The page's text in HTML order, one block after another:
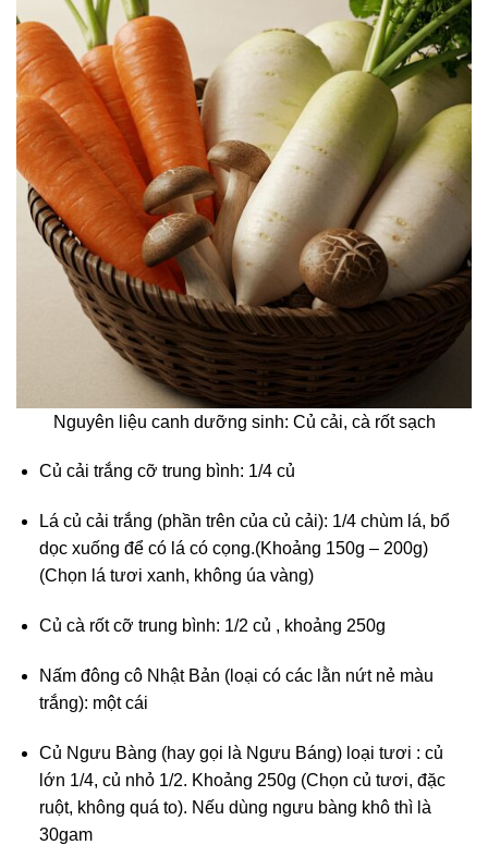
Nguyên liệu canh dưỡng sinh: Củ cải, cà rốt sạch
Củ cải trắng cỡ trung bình: 1/4 củ
Lá củ cải trắng (phần trên của củ cải): 1/4 chùm lá, bổ
dọc xuống để có lá có cọng.(Khoảng 150g – 200g)
(Chọn lá tươi xanh, không úa vàng)
Củ cà rốt cỡ trung bình: 1/2 củ , khoảng 250g
Nấm đông cô Nhật Bản (loại có các lằn nứt nẻ màu
trắng): một cái
Củ Ngưu Bàng (hay gọi là Ngưu Báng) loại tươi : củ
lớn 1/4, củ nhỏ 1/2. Khoảng 250g (Chọn củ tươi, đặc
ruột, không quá to). Nếu dùng ngưu bàng khô thì là
30gam